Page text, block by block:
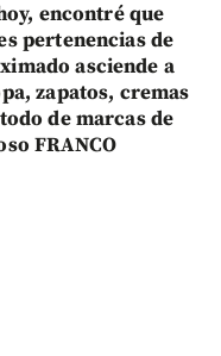
encontré que
pertenencias de
asciende a
zapatos, cremas
de marcas de
FRANCO